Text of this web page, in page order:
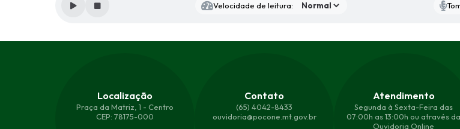
Velocidade de leitura:
Localização
Praça da Matriz, 1 - Centro
CEP: 78175-000
Contato
(65) 4042-8433
ouvidoria@pocone.mt.gov.br
Atendimento
Segunda à Sexta-Feira das
07:00h as 13:00h ou através da
Ouvidoria Online